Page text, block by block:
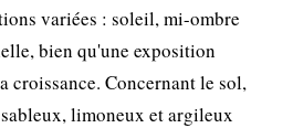
variées : soleil, mi-ombre
bien qu'une exposition
croissance. Concernant le sol,
limoneux et argileux